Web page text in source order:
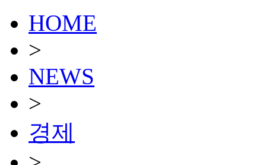
HOME
>
NEWS
>
경제